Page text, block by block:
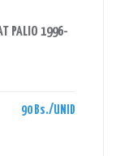
PALIO 1996-
90 Bs./UNID